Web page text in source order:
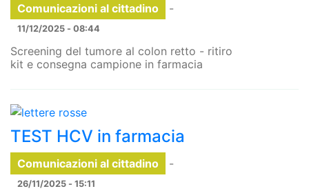
Comunicazioni al cittadino -
11/12/2025 - 08:44
Screening del tumore al colon retto - ritiro
kit e consegna campione in farmacia
TEST HCV in farmacia
Comunicazioni al cittadino -
26/11/2025 - 15:11